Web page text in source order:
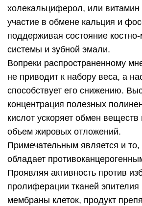
холекальциферол, или
участие в обмене кальция и
поддерживая состояние
системы и зубной эмали.
Вопреки распространенному
не приводит к набору веса, а
способствует его снижению.
концентрация полезных
кислот ускоряет обмен
объем жировых отложений.
Примечательным является и то,
обладает
Проявляя активность против
пролиферации тканей эпителия
мембраны клеток, продукт